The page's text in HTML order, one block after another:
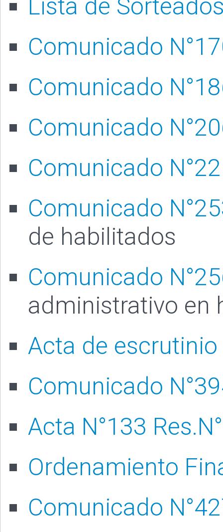
Lista de
Comunicado
Comunicado
Comunicado
Comunicado
Comunicado
de habilitados
Comunicado
administrativo en
Acta de escrutinio
Comunicado
Acta N°133
Ordenamiento
Comunicado